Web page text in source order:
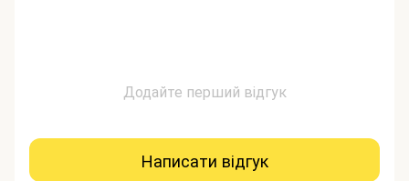
Додайте перший відгук
Написати відгук